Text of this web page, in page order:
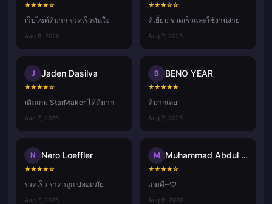
★★★★☆
เว็บไซต์ดีมาก รวดเร็วทันใจ
Aug 8, 2026
★★★☆☆
ดีเยี่ยม รวดเร็วและใช้งานง่าย
Aug 7, 2026
J Jaden Dasilva
★★★★☆
เติมเกม StarMaker ได้ดีมาก
Aug 7, 2026
B BENO YEAR
★★★★★
ดีมากเลย
Aug 7, 2026
N Nero Loeffler
★★★★☆
รวดเร็ว ราคาถูก ปลอดภัย
Aug 7, 2026
M Muhammad Abdul Aziz Misdan
★★★★☆
เกมดี~♡
Aug 6, 2026